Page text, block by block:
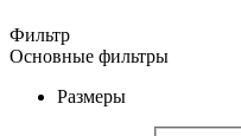
Фильтр
Основные фильтры
Размеры